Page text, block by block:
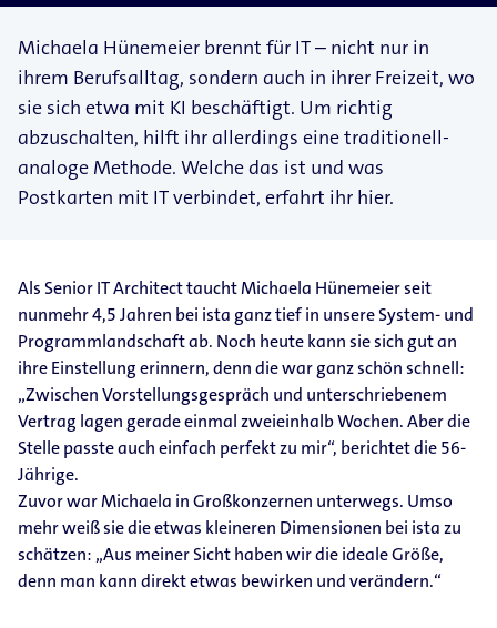
Michaela Hünemeier brennt für IT – nicht nur in
ihrem Berufsalltag, sondern auch in ihrer Freizeit, wo
sie sich etwa mit KI beschäftigt. Um richtig
abzuschalten, hilft ihr allerdings eine traditionell-​
analoge Methode. Welche das ist und was
Postkarten mit IT verbindet, erfahrt ihr hier.
Als Senior IT Architect taucht Michaela Hünemeier seit
nunmehr 4,5 Jahren bei ista ganz tief in unsere System-​ und
Programmlandschaft ab. Noch heute kann sie sich gut an
ihre Einstellung erinnern, denn die war ganz schön schnell:
„Zwischen Vorstellungsgespräch und unterschriebenem
Vertrag lagen gerade einmal zweieinhalb Wochen. Aber die
Stelle passte auch einfach perfekt zu mir“, berichtet die 56-​
Jährige.
Zuvor war Michaela in Großkonzernen unterwegs. Umso
mehr weiß sie die etwas kleineren Dimensionen bei ista zu
schätzen: „Aus meiner Sicht haben wir die ideale Größe,
denn man kann direkt etwas bewirken und verändern.“